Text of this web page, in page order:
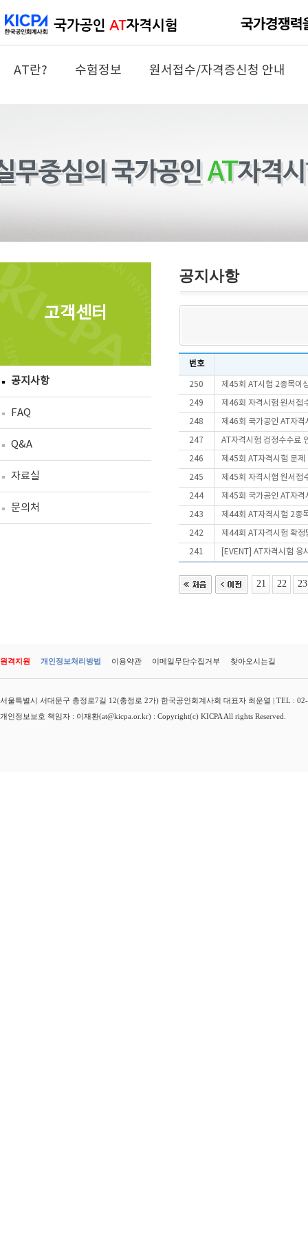
AT란? 수험정보 원서접수/자격증신청 안내
고객센터
공지사항
FAQ
Q&A
자료실
문의처
공지사항
번호
250 제45회 AT시험 2종목이
249 제46회 자격시험 원서접
248 제46회 국가공인 AT자격
247 AT자격시험 검정수수료
246 제45회 AT자격시험 문
245 제45회 자격시험 원서접
244 제45회 국가공인 AT자격
243 제44회 AT자격시험 2종
242 제44회 AT자격시험 확정
241 [EVENT] AT자격시험
21 22 23
원격지원 개인정보처리방법 이용약관 이메일무단수집거부 찾아오시는길
서울특별시 서대문구 충정로7길 12(충정로 2가) 한국공인회계사회 대표자 최운열 | TEL :
개인정보보호 책임자 : 이재환(at@kicpa.or.kr) : Copyright(c) KICPA All rights Reserved.